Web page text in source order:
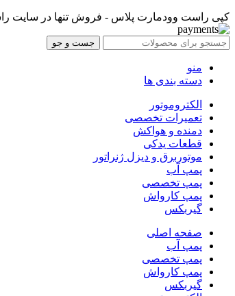
کپی راست وودمارت پلاس - فروش تنها در سایت
جست و جو
منو
دسته بندی ها
الکتروموتور
تعمیرات تخصصی
دمنده و هواکش
قطعات یدکی
موتوربرق و دیزل ژنراتور
پمپ آب
پمپ تخصصی
پمپ کارواش
گیربکس
صفحه اصلی
پمپ آب
پمپ تخصصی
پمپ کارواش
گیربکس